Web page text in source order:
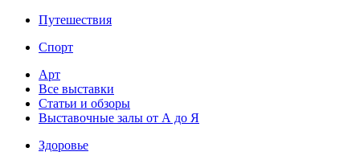
Путешествия
Спорт
Арт
Все выставки
Статьи и обзоры
Выставочные залы от А до Я
Здоровье